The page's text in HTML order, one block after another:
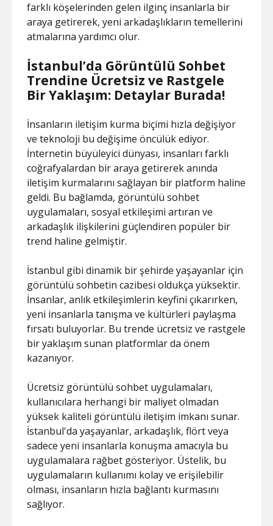
farklı köşelerinden gelen ilginç insanlarla bir
araya getirerek, yeni arkadaşlıkların temellerini
atmalarına yardımcı olur.
İstanbul’da Görüntülü Sohbet
Trendine Ücretsiz ve Rastgele
Bir Yaklaşım: Detaylar Burada!
İnsanların iletişim kurma biçimi hızla değişiyor
ve teknoloji bu değişime öncülük ediyor.
İnternetin büyüleyici dünyası, insanları farklı
coğrafyalardan bir araya getirerek anında
iletişim kurmalarını sağlayan bir platform haline
geldi. Bu bağlamda, görüntülü sohbet
uygulamaları, sosyal etkileşimi artıran ve
arkadaşlık ilişkilerini güçlendiren popüler bir
trend haline gelmiştir.
İstanbul gibi dinamik bir şehirde yaşayanlar için
görüntülü sohbetin cazibesi oldukça yüksektir.
İnsanlar, anlık etkileşimlerin keyfini çıkarırken,
yeni insanlarla tanışma ve kültürleri paylaşma
fırsatı buluyorlar. Bu trende ücretsiz ve rastgele
bir yaklaşım sunan platformlar da önem
kazanıyor.
Ücretsiz görüntülü sohbet uygulamaları,
kullanıcılara herhangi bir maliyet olmadan
yüksek kaliteli görüntülü iletişim imkanı sunar.
İstanbul'da yaşayanlar, arkadaşlık, flört veya
sadece yeni insanlarla konuşma amacıyla bu
uygulamalara rağbet gösteriyor. Üstelik, bu
uygulamaların kullanımı kolay ve erişilebilir
olması, insanların hızla bağlantı kurmasını
sağlıyor.